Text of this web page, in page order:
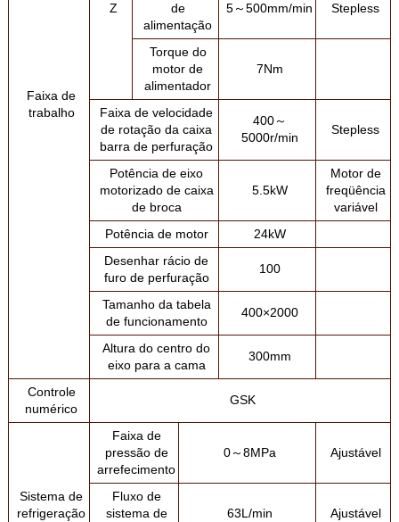
Faixa de
trabalho
Z
de
alimentação
5～500mm/min Stepless
Torque do
motor de
alimentador
7Nm
Faixa de velocidade
de rotação da caixa
barra de perfuração
400～
5000r/min
Stepless
Potência de eixo
motorizado de caixa
de broca
5.5kW
Motor de
freqüência
variável
Potência de motor
24kW
Desenhar rácio de
furo de perfuração
100
Tamanho da tabela
de funcionamento
400×2000
Altura do centro do
eixo para a cama
300mm
Controle
numérico
GSK
Sistema de
refrigeração
Faixa de
pressão de
arrefecimento
0～8MPa Ajustável
Fluxo de
sistema de
63L/min Ajustável